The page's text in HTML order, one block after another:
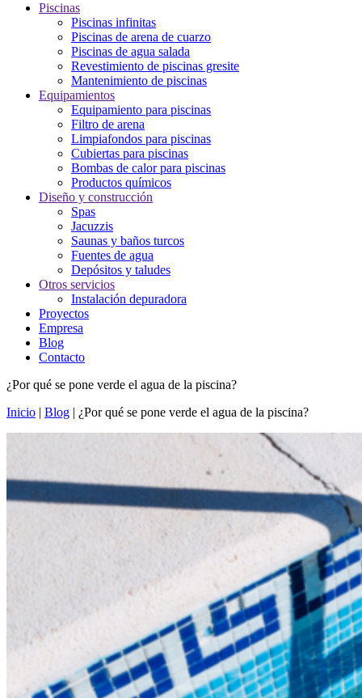
Piscinas
Piscinas infinitas
Piscinas de arena de cuarzo
Piscinas de agua salada
Revestimiento de piscinas gresite
Mantenimiento de piscinas
Equipamientos
Equipamiento para piscinas
Filtro de arena
Limpiafondos para piscinas
Cubiertas para piscinas
Bombas de calor para piscinas
Productos químicos
Diseño y construcción
Spas
Jacuzzis
Saunas y baños turcos
Fuentes de agua
Depósitos y taludes
Otros servicios
Instalación depuradora
Proyectos
Empresa
Blog
Contacto
¿Por qué se pone verde el agua de la piscina?
Inicio | Blog | ¿Por qué se pone verde el agua de la piscina?